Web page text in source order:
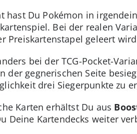
hast Du Pokémon in
Bei der realen
Preiskartenstapel geleert
bei der TCG-Pocket-
der gegnerischen Seite
drei Siegerpunkte zu
Karten erhältst Du aus
Deine Kartendecks weiter